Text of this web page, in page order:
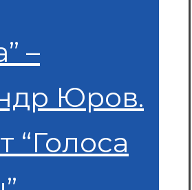
–
Юров.
“Голоса